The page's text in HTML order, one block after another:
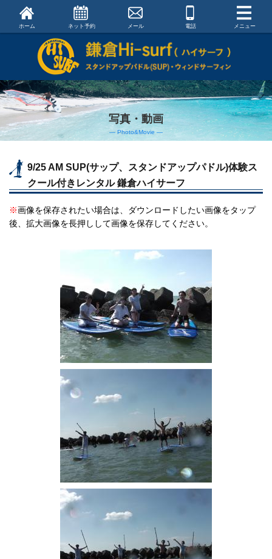
ホーム ネット予約 メール 電話 メニュー
写真・動画
― Photo&Movie ―
9/25 AM SUP(サップ、スタンドアップパドル)体験ス
クール付きレンタル 鎌倉ハイサーフ
※画像を保存されたい場合は、ダウンロードしたい画像をタップ
後、拡大画像を長押しして画像を保存してください。